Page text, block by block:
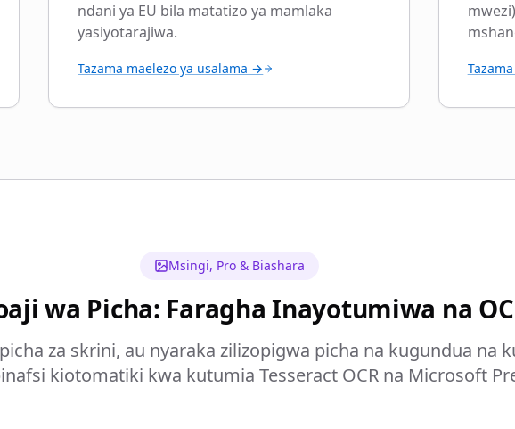
ndani ya EU bila matatizo ya mamlaka
yasiyotarajiwa.
Tazama maelezo ya usalama →
Msingi, Pro & Biashara
wa Picha: Faragha Inayotumiwa na
za skrini, au nyaraka zilizopigwa picha na kugundua na
kiotomatiki kwa kutumia Tesseract OCR na Microsoft